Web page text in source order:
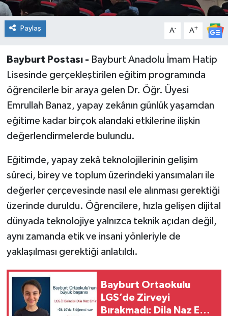
Paylaş A- A+
Bayburt Postası - Bayburt Anadolu İmam Hatip
Lisesinde gerçekleştirilen eğitim programında
öğrencilerle bir araya gelen Dr. Öğr. Üyesi
Emrullah Banaz, yapay zekânın günlük yaşamdan
eğitime kadar birçok alandaki etkilerine ilişkin
değerlendirmelerde bulundu.
Eğitimde, yapay zekâ teknolojilerinin gelişim
süreci, birey ve toplum üzerindeki yansımaları ile
değerler çerçevesinde nasıl ele alınması gerektiği
üzerinde duruldu. Öğrencilere, hızla gelişen dijital
dünyada teknolojiye yalnızca teknik açıdan değil,
aynı zamanda etik ve insani yönleriyle de
yaklaşılması gerektiği anlatıldı.
Bayburt Ortaokulu
LGS’de Zirveyi
Bırakmadı: Dila Naz Emir